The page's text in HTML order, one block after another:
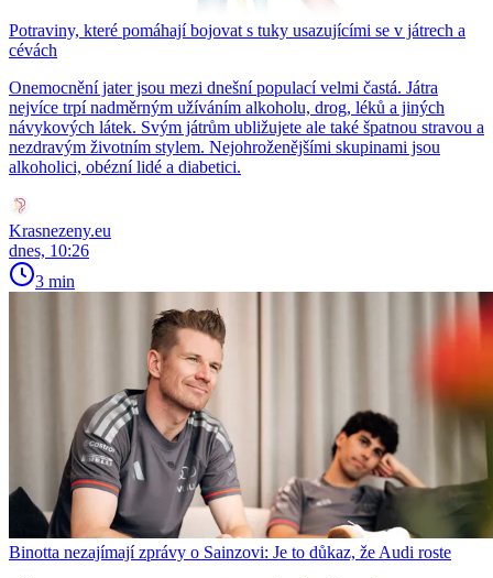
Potraviny, které pomáhají bojovat s tuky usazujícími se v játrech a
cévách
Onemocnění jater jsou mezi dnešní populací velmi častá. Játra
nejvíce trpí nadměrným užíváním alkoholu, drog, léků a jiných
návykových látek. Svým játrům ubližujete ale také špatnou stravou a
nezdravým životním stylem. Nejohroženějšími skupinami jsou
alkoholici, obézní lidé a diabetici.
Krasnezeny.eu
dnes, 10:26
3 min
Binotta nezajímají zprávy o Sainzovi: Je to důkaz, že Audi roste